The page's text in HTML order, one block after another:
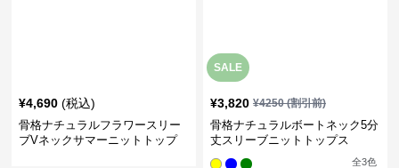
¥4,690 (税込)
骨格ナチュラルフラワースリー
ブVネックサマーニットトップ
SALE
¥3,820 ¥4250(割引前)
骨格ナチュラルボートネック5分
丈スリーブニットトップス
全3色